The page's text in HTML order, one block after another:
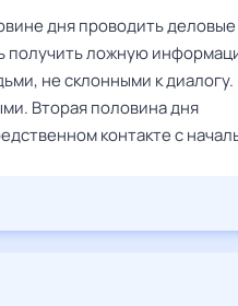
дня проводить деловые
получить ложную
не склонными к диалогу.
Вторая половина дня
контакте с